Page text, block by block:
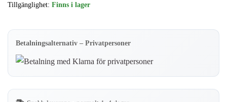
Mini
Kaffekvarn
–
Polerad
Tillgänglighet: Finns i lager
Betalningsalternativ – Privatpersoner